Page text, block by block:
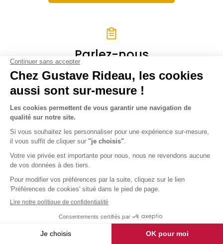
Parlez-nous
de votre projet
Vous avez un projet et vous souhaitez
en faire estimer son prix ?
Demander une étude gratuite
Vous avez une
question ?
Vous avez une question ?